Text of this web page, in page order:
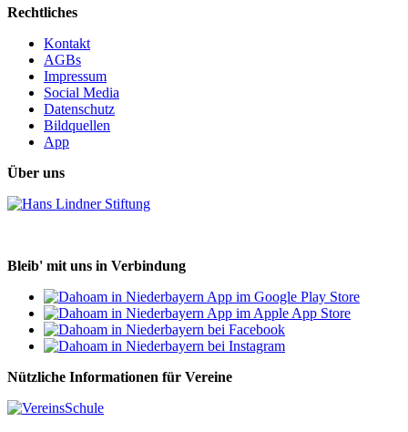
Rechtliches
Kontakt
AGBs
Impressum
Social Media
Datenschutz
Bildquellen
App
Über uns
Bleib' mit uns in Verbindung
Nützliche Informationen für Vereine